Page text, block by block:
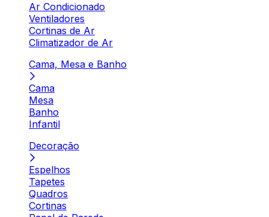
Ar Condicionado
Ventiladores
Cortinas de Ar
Climatizador de Ar
Cama, Mesa e Banho
Cama
Mesa
Banho
Infantil
Decoração
Espelhos
Tapetes
Quadros
Cortinas